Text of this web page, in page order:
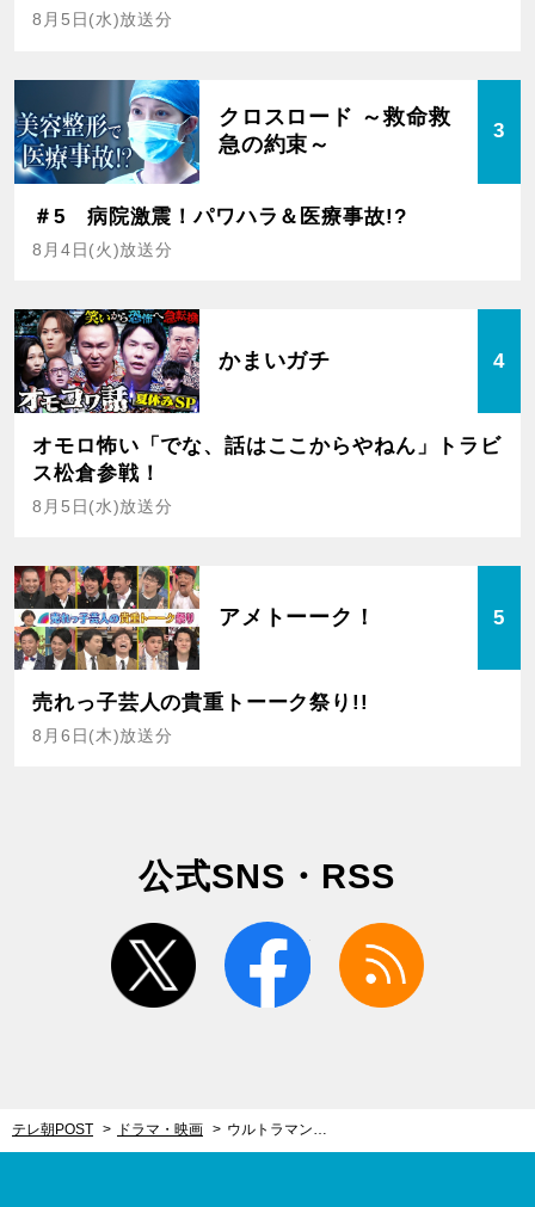
8月5日(水)放送分
クロスロード ～救命救
急の約束～
3
＃5 病院激震！パワハラ＆医療事故!?
8月4日(火)放送分
かまいガチ 4
オモロ怖い「でな、話はここからやねん」トラビ
ス松倉参戦！
8月5日(水)放送分
アメトーーク！ 5
売れっ子芸人の貴重トーーク祭り!!
8月6日(木)放送分
公式SNS・RSS
twitter facebook
テレ朝POST ドラマ・映画 ウルトラマンで人気の平田雄也、“自称引きこもり役”を怪演！「ひたすらに悩み考え臨ませていただきました」